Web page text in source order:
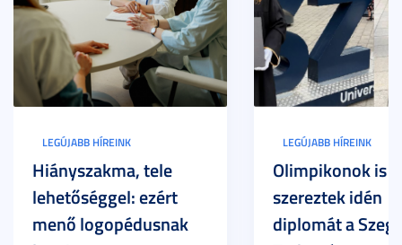
LEGÚJABB HÍREINK
Hiányszakma, tele
lehetőséggel: ezért
menő logopédusnak
LEGÚJABB HÍREINK
Olimpikonok is
szereztek idén
diplomát a